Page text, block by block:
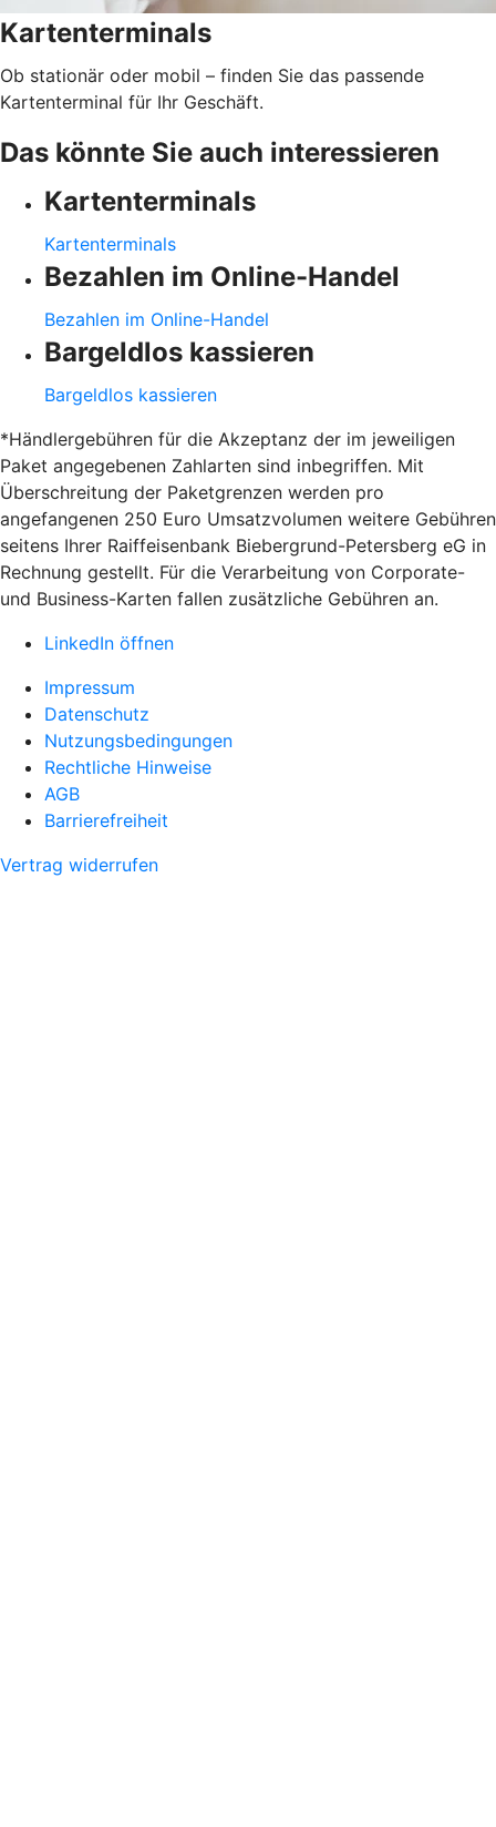
Kartenterminals
Ob stationär oder mobil – finden Sie das passende
Kartenterminal für Ihr Geschäft.
Das könnte Sie auch interessieren
Kartenterminals
Kartenterminals
Bezahlen im Online-Handel
Bezahlen im Online-Handel
Bargeldlos kassieren
Bargeldlos kassieren
*Händlergebühren für die Akzeptanz der im jeweiligen
Paket angegebenen Zahlarten sind inbegriffen. Mit
Überschreitung der Paketgrenzen werden pro
angefangenen 250 Euro Umsatzvolumen weitere Gebühren
seitens Ihrer Raiffeisenbank Biebergrund-Petersberg eG in
Rechnung gestellt. Für die Verarbeitung von Corporate-
und Business-Karten fallen zusätzliche Gebühren an.
LinkedIn öffnen
Impressum
Datenschutz
Nutzungsbedingungen
Rechtliche Hinweise
AGB
Barrierefreiheit
Vertrag widerrufen